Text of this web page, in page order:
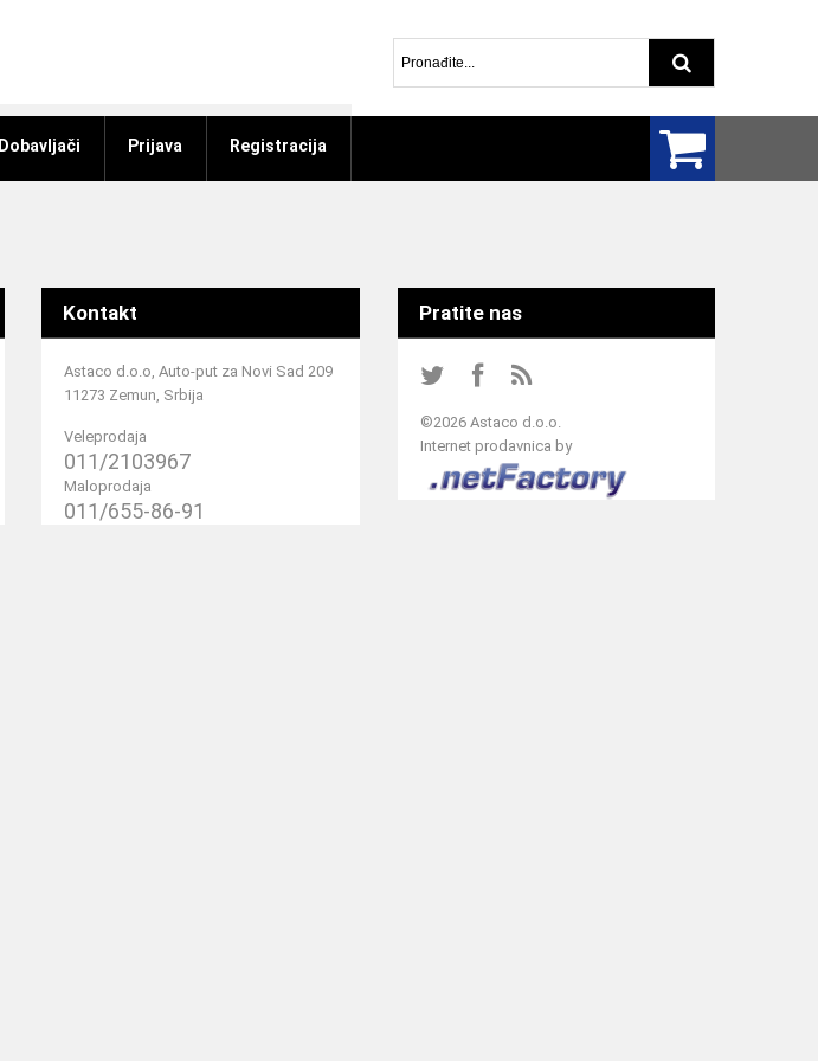
Pretraga
Dobavljači Prijava Registracija
Kontakt
Astaco d.o.o, Auto-put za Novi Sad 209
11273 Zemun, Srbija
Veleprodaja
011/2103967
Maloprodaja
011/655-86-91
Pratite nas
©2026 Astaco d.o.o.
Internet prodavnica by